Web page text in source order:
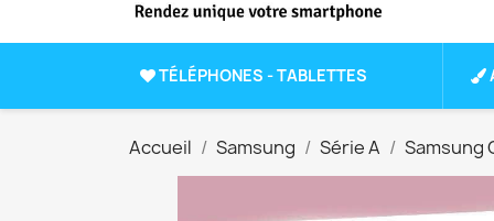
TÉLÉPHONES - TABLETTES
Accueil Samsung Série A Samsung